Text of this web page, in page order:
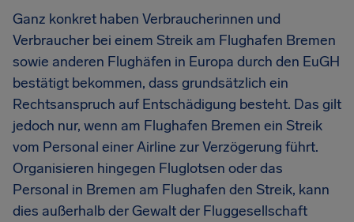
Ganz konkret haben Verbraucherinnen und
Verbraucher bei einem Streik am Flughafen Bremen
sowie anderen Flughäfen in Europa durch den EuGH
bestätigt bekommen, dass grundsätzlich ein
Rechtsanspruch auf Entschädigung besteht. Das gilt
jedoch nur, wenn am Flughafen Bremen ein Streik
vom Personal einer Airline zur Verzögerung führt.
Organisieren hingegen Fluglotsen oder das
Personal in Bremen am Flughafen den Streik, kann
dies außerhalb der Gewalt der Fluggesellschaft